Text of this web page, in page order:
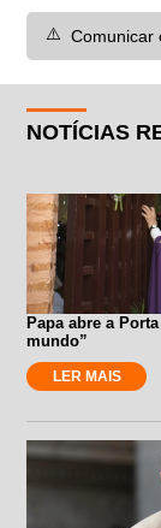
⚠️ Comunicar
NOTÍCIAS
Papa abre a
mundo”
LER MAIS